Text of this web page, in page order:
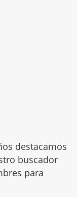
destacamos
buscador
para